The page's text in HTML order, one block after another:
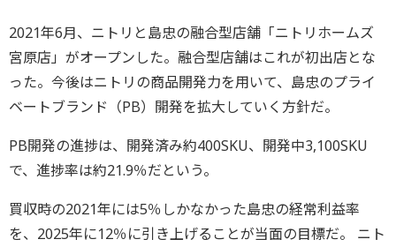
2021年6月、ニトリと島忠の融合型店舗「ニトリホームズ
宮原店」がオープンした。融合型店舗はこれが初出店とな
った。今後はニトリの商品開発力を用いて、島忠のプライ
ベートブランド（PB）開発を拡大していく方針だ。
PB開発の進捗は、開発済み約400SKU、開発中3,100SKU
で、進捗率は約21.9％だという。
買収時の2021年には5％しかなかった島忠の経常利益率
を、2025年に12％に引き上げることが当面の目標だ。 ニト